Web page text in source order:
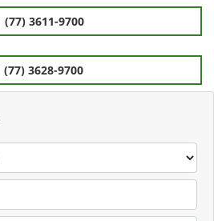
(77) 3611-9700
(77) 3628-9700